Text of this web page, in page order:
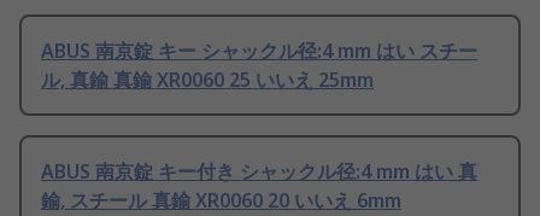
ABUS 南京錠 キー シャックル径:4 mm はい スチー
ル, 真鍮 真鍮 XR0060 25 いいえ 25mm
ABUS 南京錠 キー付き シャックル径:4 mm はい 真
鍮, スチール 真鍮 XR0060 20 いいえ 6mm